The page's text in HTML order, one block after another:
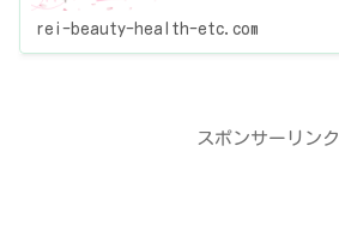
rei-beauty-health-etc.com
スポンサーリンク